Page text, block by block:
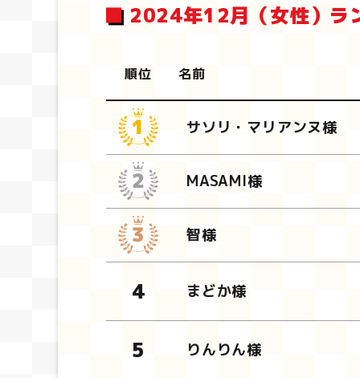
2024年12月（女性）ラ
順位 名前
サソリ・マリアンヌ様
MASAMI様
智様
まどか様
りんりん様